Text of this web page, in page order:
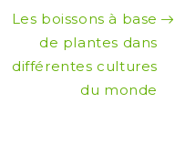
Les boissons à base
de plantes dans
différentes cultures
du monde